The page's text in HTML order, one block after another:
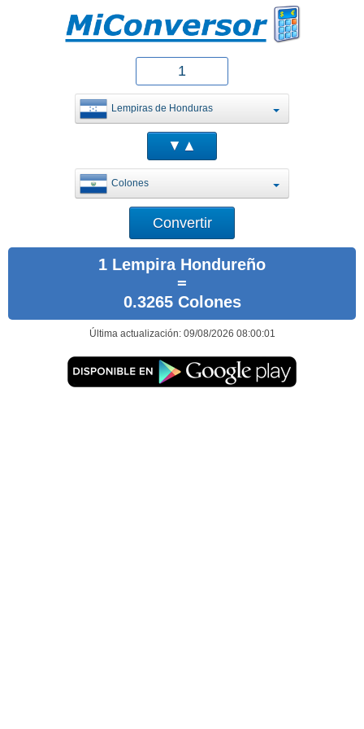
Lempiras de Honduras
Colones
1 Lempira Hondureño
=
0.3265 Colones
Última actualización: 09/08/2026 08:00:01